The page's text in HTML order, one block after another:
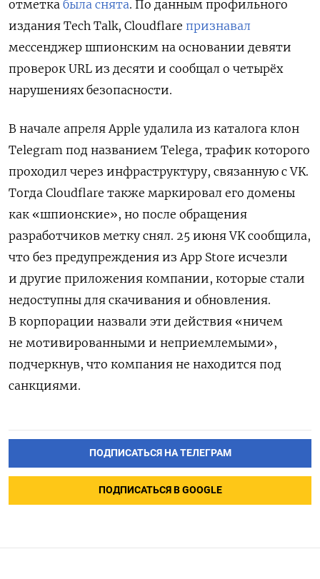
отметка была снята. По данным профильного
издания Tech Talk, Cloudflare признавал
мессенджер шпионским на основании девяти
проверок URL из десяти и сообщал о четырёх
нарушениях безопасности.
В начале апреля Apple удалила из каталога клон
Telegram под названием Telega, трафик которого
проходил через инфраструктуру, связанную с VK.
Тогда Cloudflare также маркировал его домены
как «шпионские», но после обращения
разработчиков метку снял. 25 июня VK сообщила,
что без предупреждения из App Store исчезли
и другие приложения компании, которые стали
недоступны для скачивания и обновления.
В корпорации назвали эти действия «ничем
не мотивированными и неприемлемыми»,
подчеркнув, что компания не находится под
санкциями.
ПОДПИСАТЬСЯ НА ТЕЛЕГРАМ
ПОДПИСАТЬСЯ В GOOGLE